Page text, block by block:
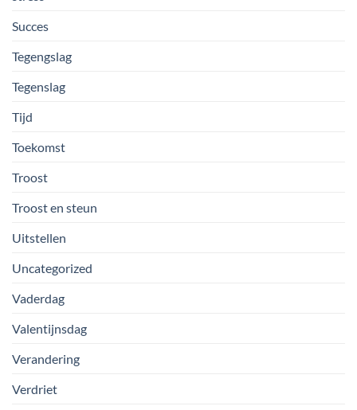
Succes
Tegengslag
Tegenslag
Tijd
Toekomst
Troost
Troost en steun
Uitstellen
Uncategorized
Vaderdag
Valentijnsdag
Verandering
Verdriet